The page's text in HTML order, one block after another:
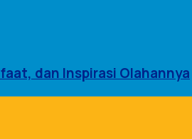
dan Inspirasi Olahannya